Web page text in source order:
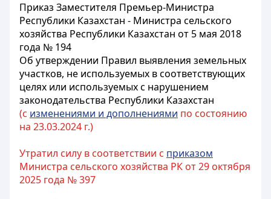
Приказ Заместителя Премьер-Министра
Республики Казахстан - Министра сельского
хозяйства Республики Казахстан от 5 мая 2018
года № 194
Об утверждении Правил выявления земельных
участков, не используемых в соответствующих
целях или используемых с нарушением
законодательства Республики Казахстан
(с изменениями и дополнениями по состоянию
на 23.03.2024 г.)
Утратил силу в соответствии с приказом
Министра сельского хозяйства РК от 29 октября
2025 года № 397